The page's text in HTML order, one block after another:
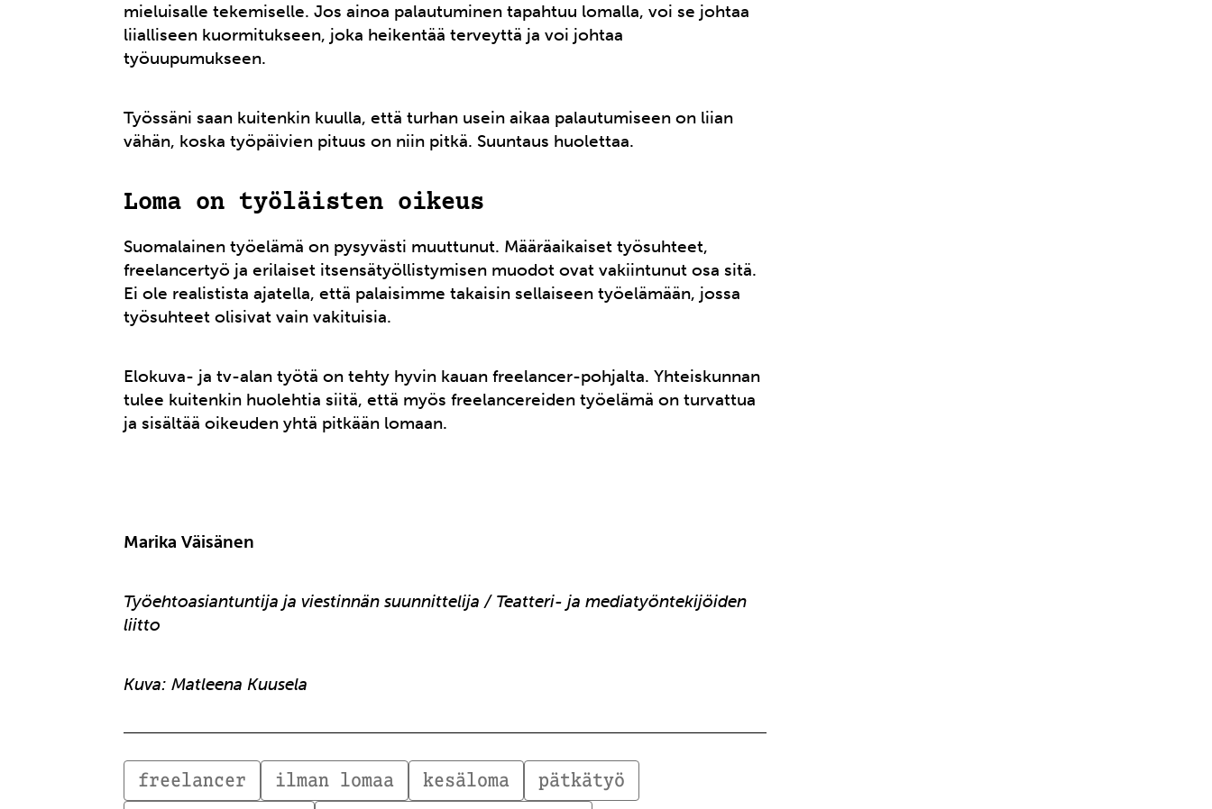
mieluisalle tekemiselle. Jos ainoa palautuminen tapahtuu lomalla, voi se johtaa
liialliseen kuormitukseen, joka heikentää terveyttä ja voi johtaa
työuupumukseen.
Työssäni saan kuitenkin kuulla, että turhan usein aikaa palautumiseen on liian
vähän, koska työpäivien pituus on niin pitkä. Suuntaus huolettaa.
Loma on työläisten oikeus
Suomalainen työelämä on pysyvästi muuttunut. Määräaikaiset työsuhteet,
freelancertyö ja erilaiset itsensätyöllistymisen muodot ovat vakiintunut osa sitä.
Ei ole realistista ajatella, että palaisimme takaisin sellaiseen työelämään, jossa
työsuhteet olisivat vain vakituisia.
Elokuva- ja tv-alan työtä on tehty hyvin kauan freelancer-pohjalta. Yhteiskunnan
tulee kuitenkin huolehtia siitä, että myös freelancereiden työelämä on turvattua
ja sisältää oikeuden yhtä pitkään lomaan.
Marika Väisänen
Työehtoasiantuntija ja viestinnän suunnittelija / Teatteri- ja mediatyöntekijöiden
liitto
Kuva: Matleena Kuusela
freelancer ilman lomaa kesäloma
pätkätyö